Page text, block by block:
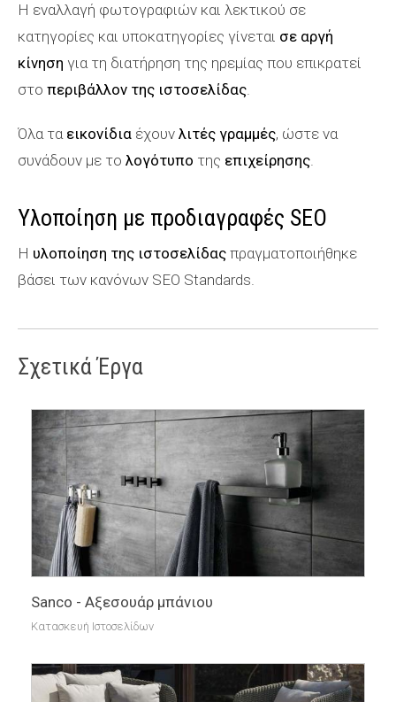
Η εναλλαγή φωτογραφιών και λεκτικού σε
κατηγορίες και υποκατηγορίες γίνεται σε αργή
κίνηση για τη διατήρηση της ηρεμίας που επικρατεί
στο περιβάλλον της ιστοσελίδας.
Όλα τα εικονίδια έχουν λιτές γραμμές, ώστε να
συνάδουν με το λογότυπο της επιχείρησης.
Υλοποίηση με προδιαγραφές SEO
Η υλοποίηση της ιστοσελίδας πραγματοποιήθηκε
βάσει των κανόνων SEO Standards.
Σχετικά Έργα
Sanco - Αξεσουάρ μπάνιου
Κατασκευή Ιστοσελίδων